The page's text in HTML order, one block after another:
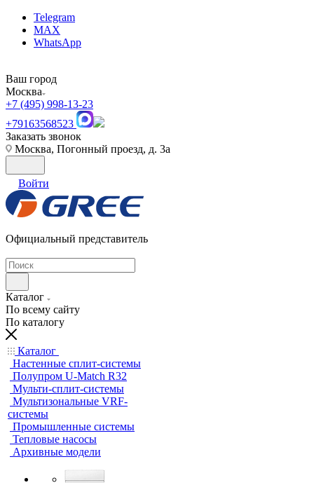
Telegram
MAX
WhatsApp
Ваш город
Москва
+7 (495) 998-13-23
+79163568523
Заказать звонок
Москва, Погонный проезд, д. 3а
Войти
Официальный представитель
Каталог
По всему сайту
По каталогу
Каталог
Настенные сплит-системы
Полупром U-Match R32
Мульти-сплит-системы
Мультизональные VRF-
системы
Промышленные системы
Тепловые насосы
Архивные модели